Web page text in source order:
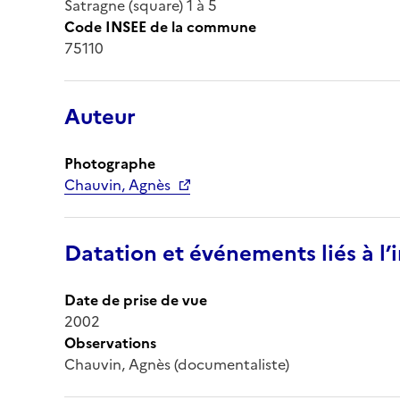
Satragne (square) 1 à 5
Code INSEE de la commune
75110
Auteur
Photographe
Chauvin, Agnès
Datation et événements liés à
Date de prise de vue
2002
Observations
Chauvin, Agnès (documentaliste)